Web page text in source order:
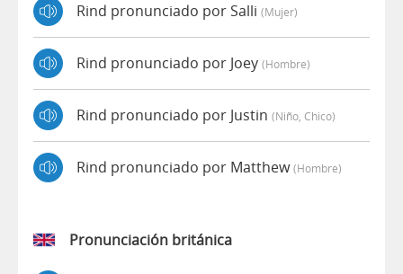
Rind pronunciado por Salli (mujer)
Rind pronunciado por Joey (hombre)
Rind pronunciado por Justin (niño, Chico)
Rind pronunciado por Matthew(hombre)
Pronunciación británica